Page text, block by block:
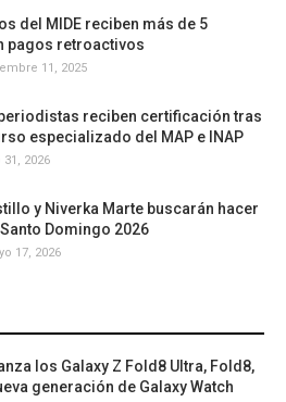
del MIDE reciben más de 5
pagos retroactivos
11, 2025
reciben certificación tras
especializado del MAP e INAP
2026
y Niverka Marte buscarán hacer
Domingo 2026
17, 2026
los Galaxy Z Fold8 Ultra, Fold8,
generación de Galaxy Watch